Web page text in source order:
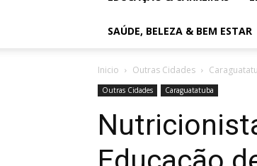
SAÚDE, BELEZA & BEM ESTAR
Inicio Outras Cidades
Outras Cidades Caraguatatuba